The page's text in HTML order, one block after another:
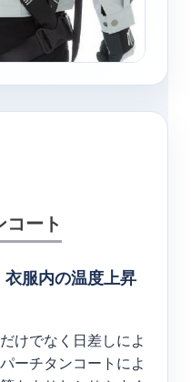
コート
服内の温度上昇
けでなく日差しによ
ーチタンコートによ